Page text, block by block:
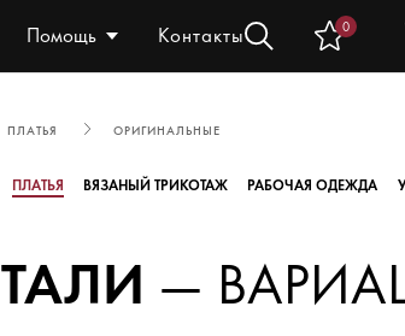
Помощь Контакты 0
ПЛАТЬЯ ОРИГИНАЛЬНЫЕ
ПЛАТЬЯ ВЯЗАНЫЙ ТРИКОТАЖ РАБОЧАЯ ОДЕЖДА
—